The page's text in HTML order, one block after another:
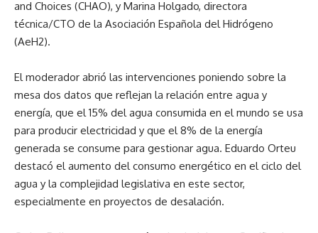
and Choices (CHAO), y Marina Holgado, directora
técnica/CTO de la Asociación Española del Hidrógeno
(AeH2).
El moderador abrió las intervenciones poniendo sobre la
mesa dos datos que reflejan la relación entre agua y
energía, que el 15% del agua consumida en el mundo se usa
para producir electricidad y que el 8% de la energía
generada se consume para gestionar agua. Eduardo Orteu
destacó el aumento del consumo energético en el ciclo del
agua y la complejidad legislativa en este sector,
especialmente en proyectos de desalación.